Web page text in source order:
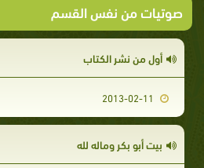
صوتيات من نفس القسم
أول من نشر الكتاب
بيت أبو بكر وماله لله